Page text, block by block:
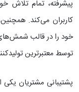
پیشرفته، تمام تلاش
کاربران می‌کند.
توسط معتبرترین
پشتیبانی مشتریان